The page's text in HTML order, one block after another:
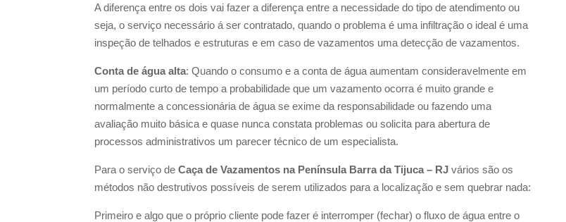
A diferença entre os dois vai fazer a diferença entre a necessidade do tipo de atendimento ou
seja, o serviço necessário á ser contratado, quando o problema é uma infiltração o ideal é uma
inspeção de telhados e estruturas e em caso de vazamentos uma detecção de vazamentos.
Conta de água alta: Quando o consumo e a conta de água aumentam consideravelmente em
um período curto de tempo a probabilidade que um vazamento ocorra é muito grande e
normalmente a concessionária de água se exime da responsabilidade ou fazendo uma
avaliação muito básica e quase nunca constata problemas ou solicita para abertura de
processos administrativos um parecer técnico de um especialista.
Para o serviço deCaça de Vazamentos na Península Barra da Tijuca – RJvários são os
métodos não destrutivos possíveis de serem utilizados para a localização e sem quebrar nada:
Primeiro e algo que o próprio cliente pode fazer é interromper (fechar) o fluxo de água entre o